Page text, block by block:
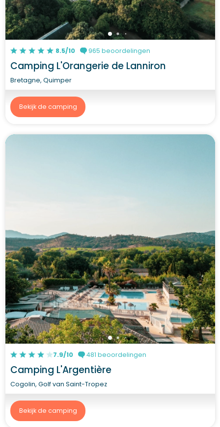
8.5/10 965 beoordelingen
Camping L'Orangerie de Lanniron
Bretagne, Quimper
Bekijk de camping
7.9/10 481 beoordelingen
Camping L'Argentière
Cogolin, Golf van Saint-Tropez
Bekijk de camping